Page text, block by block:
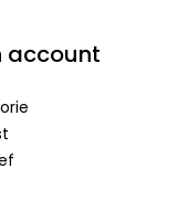
account